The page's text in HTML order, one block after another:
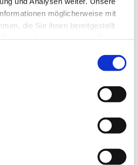
möglicherweise mit
die Sie ihnen bereitgestellt